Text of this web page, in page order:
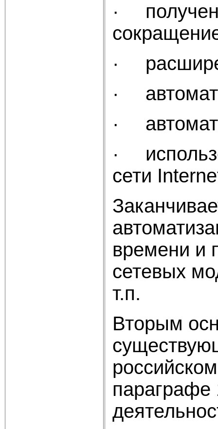
·
·
·
·
·
сети
времени и
сетевых
т.п.
Вторым
параграфе